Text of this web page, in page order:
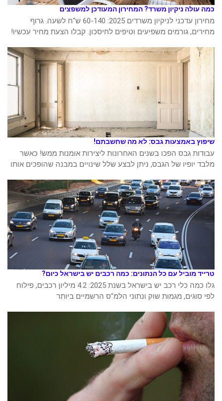
כמה עולה ניקיון משרד? המחירון המעודכן למשפצים
מחירון עדכני לניקיון משרדים 2025: 60-140 ש"ח לשעה. גרוף
מחירים, גורמים משפיעים וטיפים לחיסכון. קבלו הצעת מחיר עכשיו!
שיפוץ באמצעות גבס: לא מה שחשבתם!
עבודות גבס הפכו בשנים האחרונות ליצירות אומנות ממש! כאשר
מלבד יופיו של הגבס, ניתן לבצע שלל שינויים במבנה שהופכים אותו
טרייד מוביל עם כל הנתונים: כמה רכבים יש בישראל כיום?
גלו כמה כלי רכב יש בישראל בשנת 2025: 4.2 מיליון רכבים, פילוח
לפי סוגים, מגמות שוק ונתוני הלמ"ס הרשמיים ביותר